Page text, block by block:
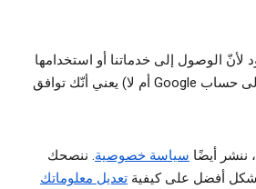
لأنّ الوصول إلى خدماتنا أو استخدامها
(سواء سجّلت الدخول إلى حساب Google أم لا) يعني أنّك توافق
ننشر أيضًا سياسة خصوصية. ننصحك
بشكل أفضل على كيفية تعديل معلوماتك